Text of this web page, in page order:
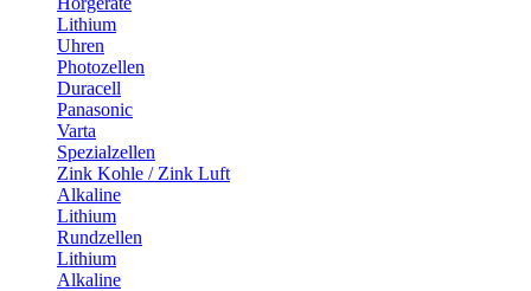
Lithium
Uhren
Photozellen
Duracell
Panasonic
Varta
Spezialzellen
Zink Kohle / Zink Luft
Alkaline
Lithium
Rundzellen
Lithium
Alkaline